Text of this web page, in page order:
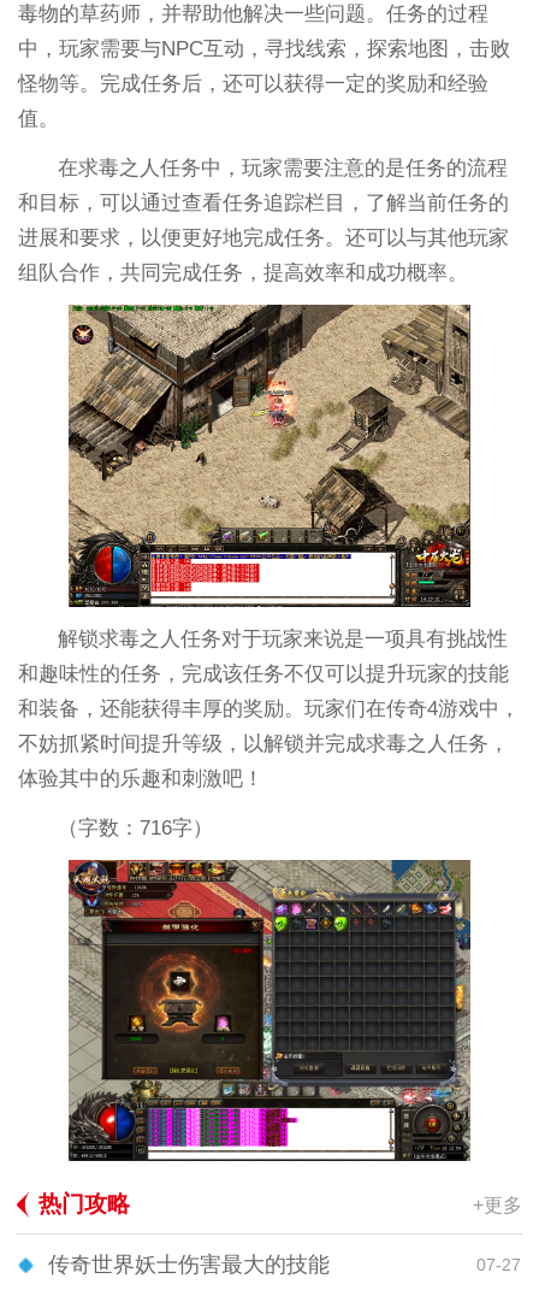
毒物的草药师，并帮助他解决一些问题。任务的过程
中，玩家需要与NPC互动，寻找线索，探索地图，击败
怪物等。完成任务后，还可以获得一定的奖励和经验
值。
在求毒之人任务中，玩家需要注意的是任务的流程
和目标，可以通过查看任务追踪栏目，了解当前任务的
进展和要求，以便更好地完成任务。还可以与其他玩家
组队合作，共同完成任务，提高效率和成功概率。
解锁求毒之人任务对于玩家来说是一项具有挑战性
和趣味性的任务，完成该任务不仅可以提升玩家的技能
和装备，还能获得丰厚的奖励。玩家们在传奇4游戏中，
不妨抓紧时间提升等级，以解锁并完成求毒之人任务，
体验其中的乐趣和刺激吧！
（字数：716字）
热门攻略 +更多
传奇世界妖士伤害最大的技能 07-27